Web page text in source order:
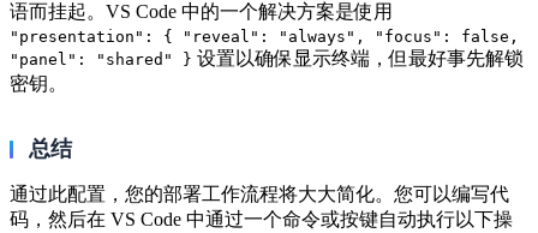
语而挂起。VS Code 中的一个解决方案是使用
"presentation": { "reveal": "always", "focus": false,
"panel": "shared" } ​ 设置以确保显示终端，但最好事先解锁
密钥。
总结
通过此配置，您的部署工作流程将大大简化。您可以编写代
码，然后在 VS Code 中通过一个命令或按键自动执行以下操